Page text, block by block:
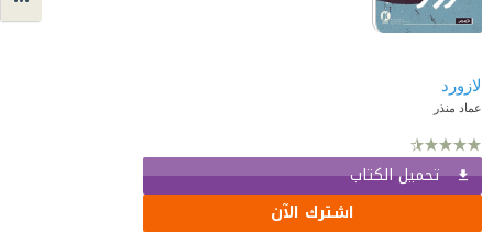
لازورد
عماد منذر
تحميل الكتاب
اشترك الآن